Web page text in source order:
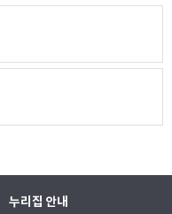
누리집 안내